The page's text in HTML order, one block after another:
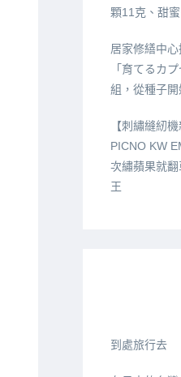
顆11克、甜
居家修繕中
「育てるカ
組，從種子
【刺繡縫紉
PICNO KW
次繡蘋果就
王
到處旅行去